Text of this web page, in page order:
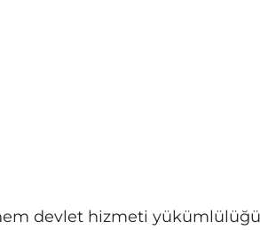
devlet hizmeti